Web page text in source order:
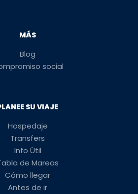
MÁS
Blog
social
SU VIAJE
Hospedaje
Transfers
Info Útil
de Mareas
Cómo llegar
Antes de ir